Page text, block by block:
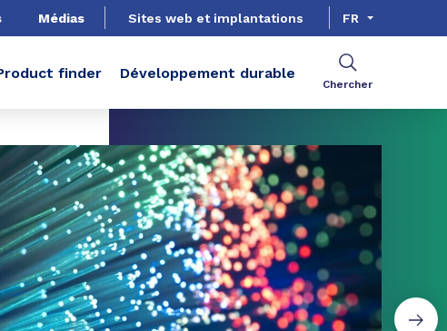
Médias Sites web et implantations FR
finder Développement durable
Chercher